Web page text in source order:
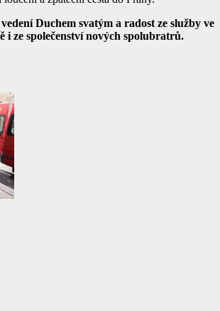
Duchem svatým a radost ze služby ve
i ze společenství nových spolubratrů.